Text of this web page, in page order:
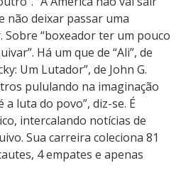
não deixar passar uma
Sobre “boxeador ter um pouco
Há um que de “Ali”, de
Um Lutador”, de John G.
pululando na imaginação
a luta do povo”, diz-se. É
intercalando notícias de
Sua carreira coleciona 81
4 empates e apenas